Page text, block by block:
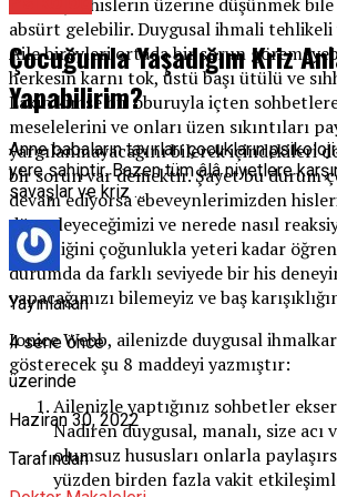
absürt gelebilir. Duygusal ihmali tehlikeli
Aile bireyleri ortada bir sorun
herkesin karnı tok, üstü başı ütülü ve
Lakin kimse bir oburuyla içten
meselelerini ve onları üzen sıkıntıları
yargılanmayacağını bilerek içindekileri
bir sorun var demektir. Şayet bu durum
devam ediyorsa ebeveynlerimizden
düzenleyeceğimizi ve nerede nasıl
gerektiğini çoğunlukla yeteri kadar
durumda da farklı seviyede bir his
yapacağımızı bilemeyiz ve baş
Jonice Webb, ailenizde duygusal
gösterecek şu 8 maddeyi yazmıştır:
Ailenizle yaptığınız sohbetler
Nadiren duygusal, manalı, size acı
olumsuz hususları onlarla
yüzden birden fazla vakit
Çocuğumla Yaşadığım Kriz
Yapabilirim?
Anne babaların tavırları çocukların
yere sahiptir. Bazen tüm âlâ niyetlere
savaşlar ve kriz …
Yayınlanan
4 sene önce
üzerinde
Haziran 30, 2022
Tarafından